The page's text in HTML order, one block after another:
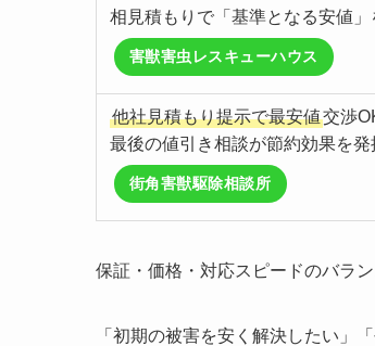
相見積もりで「基準となる安値」
害獣害虫レスキューハウス
他社見積もり提示で最安値交渉
最後の値引き相談が節約効果を発
街角害獣駆除相談所
保証・価格・対応スピードのバラ
「初期の被害を安く解決したい」